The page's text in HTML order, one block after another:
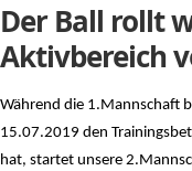
Der Ball rollt
Aktivbereich
Während die 1.Mannschaft
15.07.2019 den
hat, startet unsere